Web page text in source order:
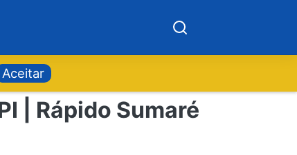
Aceitar
| Rápido Sumaré